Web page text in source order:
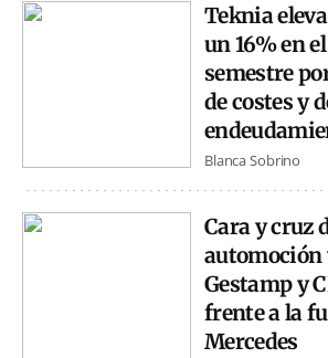
Teknia
un 16% en
semestre
de costes y
Blanca Sobrino
Cara y cruz
automoción
Gestamp y
frente a la
Mercedes